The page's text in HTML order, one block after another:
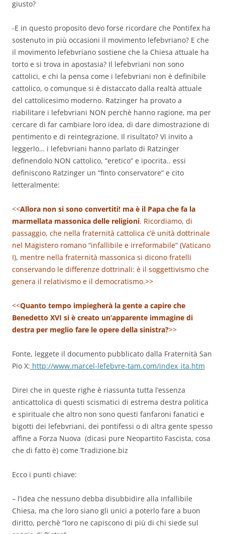
giusto?
-E in questo proposito devo forse ricordare che Pontifex ha
sostenuto in più occasioni il movimento lefebvriano? E che
il movimento lefebvriano sostiene che la Chiesa attuale ha
torto e si trova in apostasia? Il lefebvriani non sono
cattolici, e chi la pensa come i lefebvriani non è definibile
cattolico, o comunque si è distaccato dalla realtà attuale
del cattolicesimo moderno. Ratzinger ha provato a
riabilitare i lefebvriani NON perchè hanno ragione, ma per
cercare di far cambiare loro idea, di dare dimostrazione di
pentimento e di reintegrazione. Il risultato? Vi invito a
leggerlo… i lefebvriani hanno parlato di Ratzinger
definendolo NON cattolico, “eretico” e ipocrita.. essi
definiscono Ratzinger un “finto conservatore” e cito
letteralmente:
<<Allora non si sono convertiti! ma è il Papa che fa la
marmellata massonica delle religioni. Ricordiamo, di
passaggio, che nella fraternità cattolica c’è unità dottrinale
nel Magistero romano “infallibile e irreformabile” (Vaticano
I), mentre nella fraternità massonica si dicono fratelli
conservando le differenze dottrinali: è il soggettivismo che
genera il relativismo e il democratismo.>>
<<Quanto tempo impiegherà la gente a capire che
Benedetto XVI si è creato un’apparente immagine di
destra per meglio fare le opere della sinistra?>>
Fonte, leggete il documento pubblicato dalla Fraternità San
Pio X: http://www.marcel-lefebvre-tam.com/index_ita.htm
Direi che in queste righe è riassunta tutta l’essenza
anticattolica di questi scismatici di estrema destra politica
e spirituale che altro non sono questi fanfaroni fanatici e
bigotti dei lefebvriani, dei pontifessi o di altra gente spesso
affine a Forza Nuova (dicasi pure Neopartito Fascista, cosa
che di fatto è) come Tradizione.biz
Ecco i punti chiave:
– l’idea che nessuno debba disubbidire alla infallibile
Chiesa, ma che loro siano gli unici a poterlo fare a buon
diritto, perchè “loro ne capiscono di più di chi siede sul